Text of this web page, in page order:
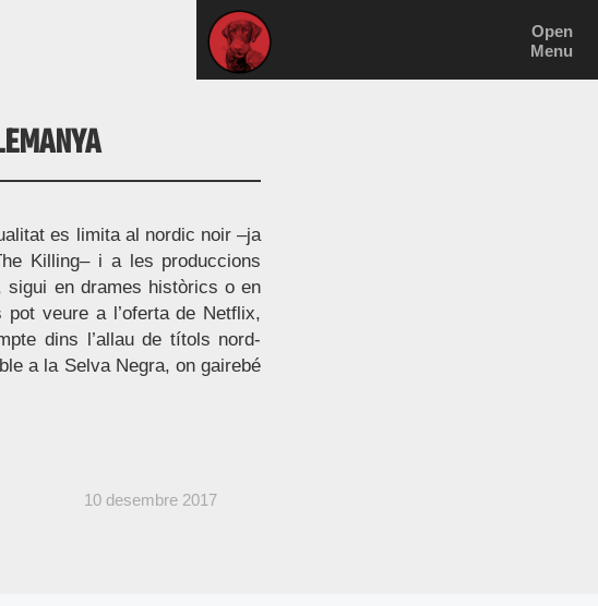
Open
Menu
es limita al nordic noir –ja
Killing– i a les produccions
sigui en drames històrics o en
veure a l’oferta de Netflix,
dins l’allau de títols nord-
a la Selva Negra, on gairebé
10 desembre 2017